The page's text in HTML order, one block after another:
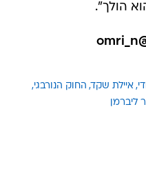
הולך".
איילת שקד החוק הנורבגי
ליברמן